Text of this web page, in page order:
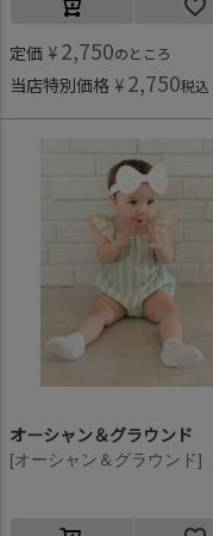
定価 ¥ 2,750のところ
当店特別価格 ¥ 2,750税込
オーシャン＆グラウンド